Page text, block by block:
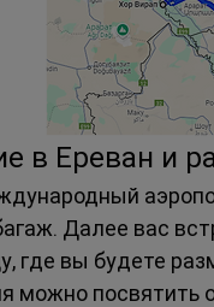
в Ереван и
Далее вас
где вы будете
можно посвятить